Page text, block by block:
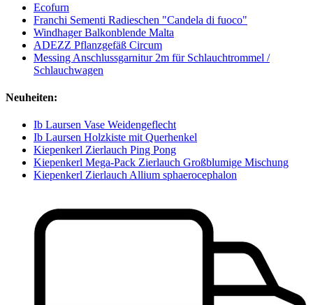
Ecofurn
Franchi Sementi Radieschen "Candela di fuoco"
Windhager Balkonblende Malta
ADEZZ Pflanzgefäß Circum
Messing Anschlussgarnitur 2m für Schlauchtrommel /
Schlauchwagen
Neuheiten:
Ib Laursen Vase Weidengeflecht
Ib Laursen Holzkiste mit Querhenkel
Kiepenkerl Zierlauch Ping Pong
Kiepenkerl Mega-Pack Zierlauch Großblumige Mischung
Kiepenkerl Zierlauch Allium sphaerocephalon